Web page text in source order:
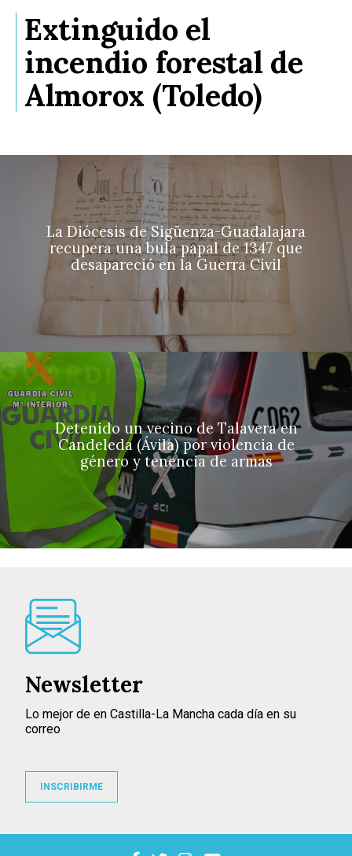
Extinguido el
incendio forestal de
Almorox (Toledo)
La Diócesis de Sigüenza-Guadalajara
recupera una bula papal de 1347 que
desapareció en la Guerra Civil
Detenido un vecino de Talavera en
Candeleda (Ávila) por violencia de
género y tenencia de armas
Newsletter
Lo mejor de en Castilla-La Mancha cada día en su
correo
INSCRIBIRME